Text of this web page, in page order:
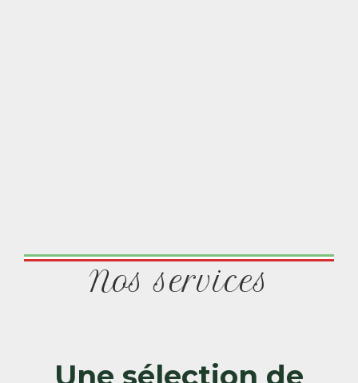
Nos services
Une sélection de